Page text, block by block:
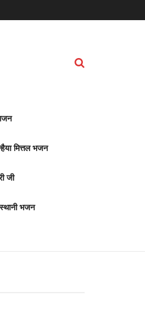
मित्तल भजन
जी
भजन